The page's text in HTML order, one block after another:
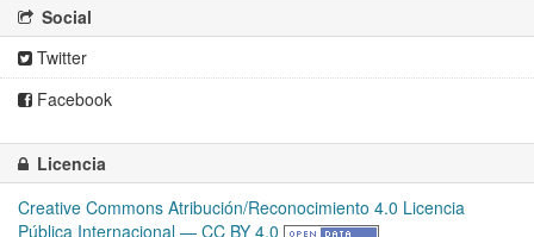
Social
Twitter
Facebook
Licencia
Creative Commons Atribución/Reconocimiento 4.0 Licencia
Pública Internacional — CC BY 4.0